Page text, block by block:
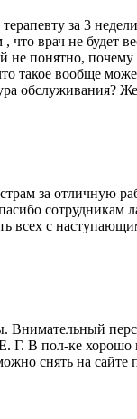
за 3
врач не будет
понятно,
такое вообще
обслуживания?
за отличную
всех с
В пол-ке хорошо
снять на